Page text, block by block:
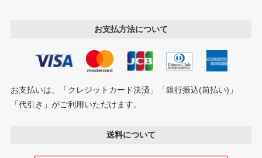
お支払方法について
お支払いは、「クレジットカード決済」「銀行振込(前払い)」
「代引き」がご利用いただけます。
送料について